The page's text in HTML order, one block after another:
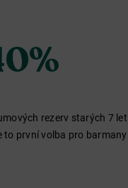
rezerv starých 7
první volba pro